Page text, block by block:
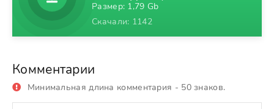
Размер: 1,79 Gb
Скачали: 1142
Комментарии
Минимальная длина комментария - 50 знаков.